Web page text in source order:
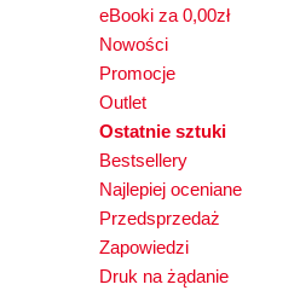
eBooki za 0,00zł
Nowości
Promocje
Outlet
Ostatnie sztuki
Bestsellery
Najlepiej oceniane
Przedsprzedaż
Zapowiedzi
Druk na żądanie